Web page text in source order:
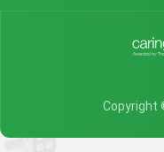
Copyright